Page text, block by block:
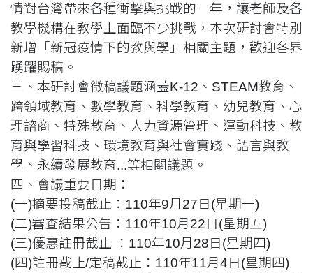
情對台灣帶來各種衝擊與挑戰的一年，讓老師及各
教學機構在教學上面臨不少挑戰，本次研討會特別
新增「新冠疫情下的教與學」相關主題，歡迎各界
踴躍賜稿。
三、本研討會徵稿議題涵蓋K-12、STEAM教育、
跨領域教育、數學教育、科學教育、幼兒教育、心
理諮商、特殊教育、人力資源管理、運動科技、教
育與學習科技、環境教育與社會實踐、語言與教
學、永續發展教育...等相關議題。
四、會議重要日期：
(一)摘要投稿截止：110年9月27日(星期一)
(二)審查結果公告：110年10月22日(星期五)
(三)優惠註冊截止 ：110年10月28日(星期四)
(四)註冊截止/定稿截止：110年11月4日(星期四)